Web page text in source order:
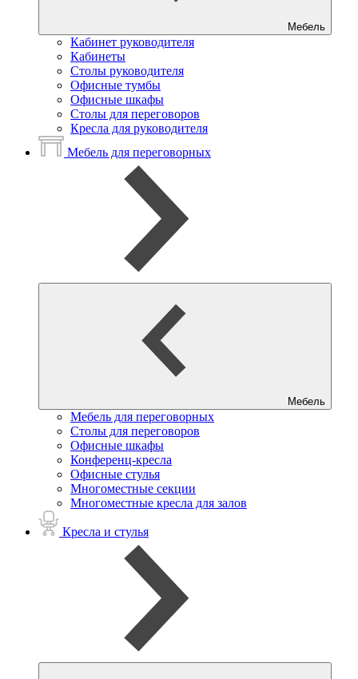
Мебель
Кабинет руководителя
Кабинеты
Столы руководителя
Офисные тумбы
Офисные шкафы
Столы для переговоров
Кресла для руководителя
Мебель для переговорных
Мебель
Мебель для переговорных
Столы для переговоров
Офисные шкафы
Конференц-кресла
Офисные стулья
Многоместные секции
Многоместные кресла для залов
Кресла и стулья